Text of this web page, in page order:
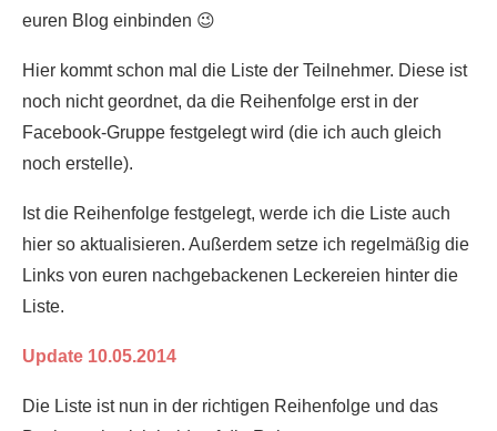
euren Blog einbinden 😉
Hier kommt schon mal die Liste der Teilnehmer. Diese ist
noch nicht geordnet, da die Reihenfolge erst in der
Facebook-Gruppe festgelegt wird (die ich auch gleich
noch erstelle).
Ist die Reihenfolge festgelegt, werde ich die Liste auch
hier so aktualisieren. Außerdem setze ich regelmäßig die
Links von euren nachgebackenen Leckereien hinter die
Liste.
Update 10.05.2014
Die Liste ist nun in der richtigen Reihenfolge und das